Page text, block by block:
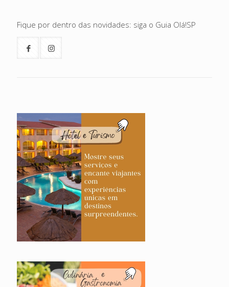
Fique por dentro das novidades: siga o Guia Olá!SP